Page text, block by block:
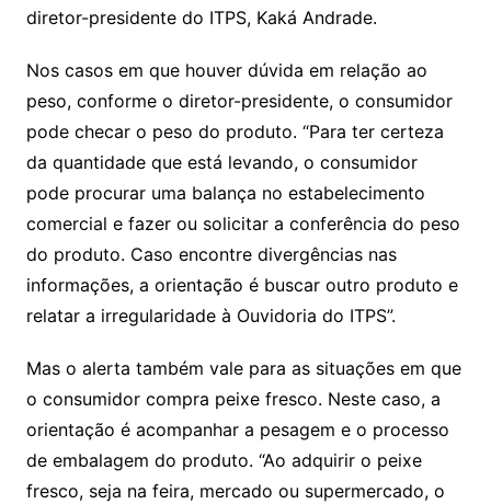
diretor-presidente do ITPS, Kaká Andrade.
Nos casos em que houver dúvida em relação ao
peso, conforme o diretor-presidente, o consumidor
pode checar o peso do produto. “Para ter certeza
da quantidade que está levando, o consumidor
pode procurar uma balança no estabelecimento
comercial e fazer ou solicitar a conferência do peso
do produto. Caso encontre divergências nas
informações, a orientação é buscar outro produto e
relatar a irregularidade à Ouvidoria do ITPS”.
Mas o alerta também vale para as situações em que
o consumidor compra peixe fresco. Neste caso, a
orientação é acompanhar a pesagem e o processo
de embalagem do produto. “Ao adquirir o peixe
fresco, seja na feira, mercado ou supermercado, o